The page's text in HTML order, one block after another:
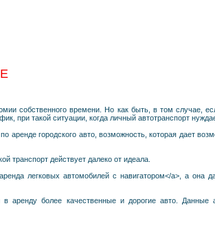
собственного времени. Но как быть, в том случае,
при такой ситуации, когда личный автотранспорт
аренде городского авто, возможность, которая дает
транспорт действует далеко от идеала.
легковых автомобилей с навигатором</a>, а она
аренду более качественные и дорогие авто. Данные